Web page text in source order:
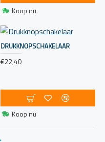
Koop nu
DRUKKNOPSCHAKELAAR
€22,40
Koop nu